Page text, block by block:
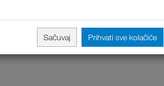
Sačuvaj Prihvati sve kolačiće